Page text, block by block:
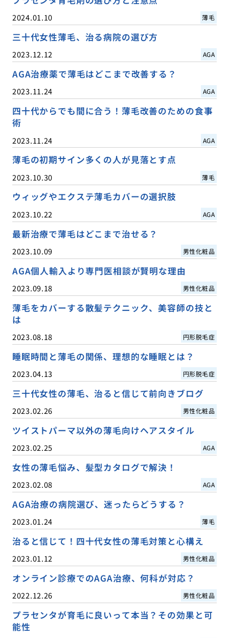
2024.01.10 薄毛
三十代女性薄毛、治る病院の選び方
2023.12.12 AGA
AGA治療薬で薄毛はどこまで改善する？
2023.11.24 AGA
四十代からでも間に合う！薄毛改善のための食事
術
2023.11.24 AGA
薄毛の初期サイン多くの人が見落とす点
2023.10.30 薄毛
ウィッグやエクステ薄毛カバーの選択肢
2023.10.22 AGA
最新治療で薄毛はどこまで治せる？
2023.10.09 男性化粧品
AGA個人輸入より専門医相談が賢明な理由
2023.09.18 男性化粧品
薄毛をカバーする散髪テクニック、美容師の技と
は
2023.08.18 円形脱毛症
睡眠時間と薄毛の関係、理想的な睡眠とは？
2023.04.13 円形脱毛症
三十代女性の薄毛、治ると信じて前向きブログ
2023.02.26 男性化粧品
ツイストパーマ以外の薄毛向けヘアスタイル
2023.02.25 AGA
女性の薄毛悩み、髪型カタログで解決！
2023.02.08 AGA
AGA治療の病院選び、迷ったらどうする？
2023.01.24 薄毛
治ると信じて！四十代女性の薄毛対策と心構え
2023.01.12 男性化粧品
オンライン診療でのAGA治療、何科が対応？
2022.12.26 男性化粧品
プラセンタが育毛に良いって本当？その効果と可
能性